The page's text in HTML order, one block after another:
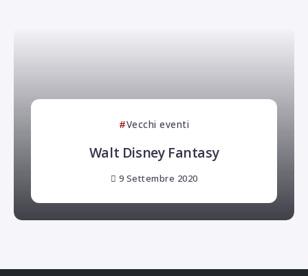
Vecchi eventi
Walt Disney Fantasy
9 Settembre 2020